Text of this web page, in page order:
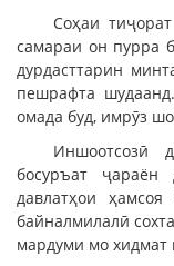
Соҳаи
самараи он пурра
дурдасттарин
пешрафта
омада буд, имрӯз
Иншоотсозӣ
босуръат ҷараён
давлатҳои
байналмилалӣ
мардуми мо хидмат